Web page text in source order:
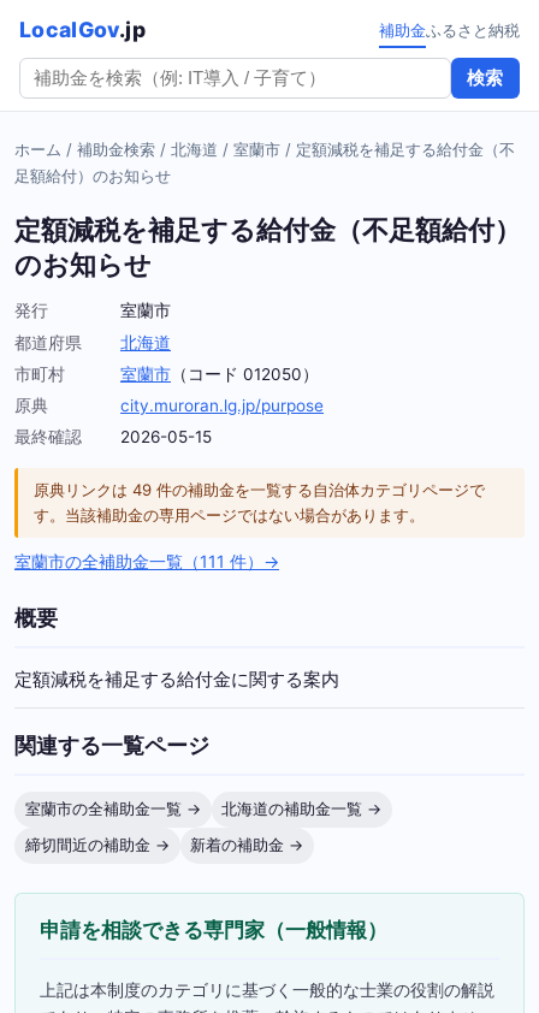
LocalGov.jp
検索
補助金ふるさと納税
ホーム / 補助金検索 / 北海道 / 室蘭市 / 定額減税を補足する給付金（不
足額給付）のお知らせ
定額減税を補足する給付金（不足額給付）
のお知らせ
発行
室蘭市
都道府県
北海道
市町村
室蘭市 （コード 012050）
原典
city.muroran.lg.jp/purpose
最終確認
2026-05-15
原典リンクは 49 件の補助金を一覧する自治体カテゴリページで
す。当該補助金の専用ページではない場合があります。
室蘭市の全補助金一覧（111 件）→
概要
定額減税を補足する給付金に関する案内
関連する一覧ページ
室蘭市の全補助金一覧 →
北海道の補助金一覧 →
締切間近の補助金 →
新着の補助金 →
申請を相談できる専門家（一般情報）
上記は本制度のカテゴリに基づく一般的な士業の役割の解説